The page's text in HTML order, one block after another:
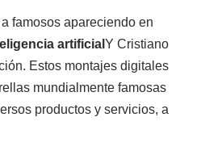
famosos apareciendo en
artificial Y Cristiano
Estos montajes digitales
mundialmente famosas
productos y servicios, a